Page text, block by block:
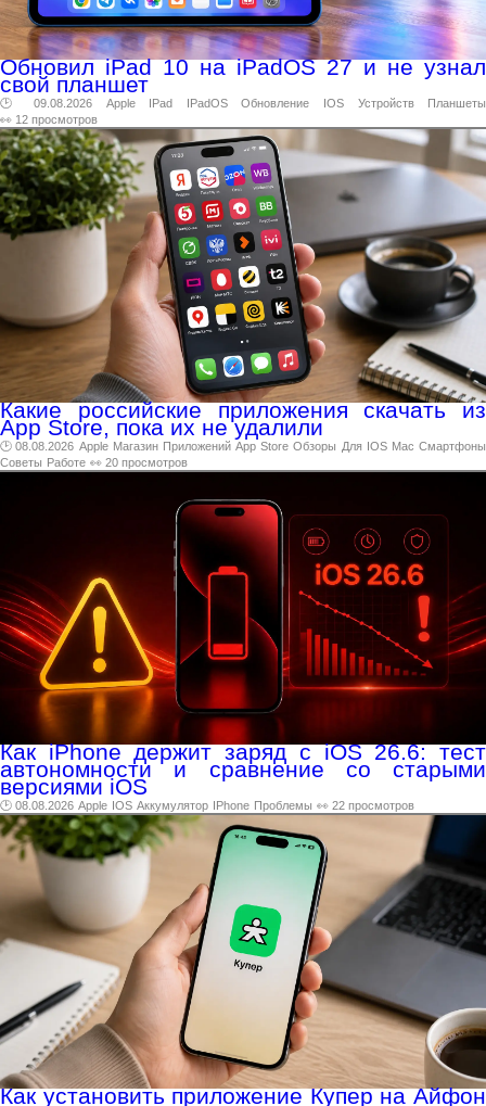
Обновил iPad 10 на iPadOS 27 и не узнал
свой планшет
🕑 09.08.2026 Apple IPad IPadOS Обновление IOS Устройств
Планшеты
👀 12 просмотров
Какие российские приложения скачать из
App Store, пока их не удалили
🕑 08.08.2026 Apple Магазин Приложений App Store Обзоры Для IOS Mac Смартфоны
Советы Работе 👀 20 просмотров
Как iPhone держит заряд с iOS 26.6: тест
автономности и сравнение со старыми
версиями iOS
🕑 08.08.2026 Apple IOS Аккумулятор IPhone Проблемы 👀 22 просмотров
Как установить приложение Купер на Айфон